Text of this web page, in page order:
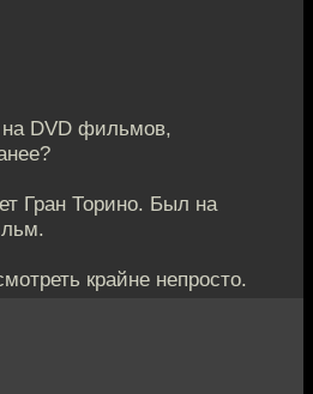
DVD фильмов,
Гран Торино. Был на
крайне непросто.